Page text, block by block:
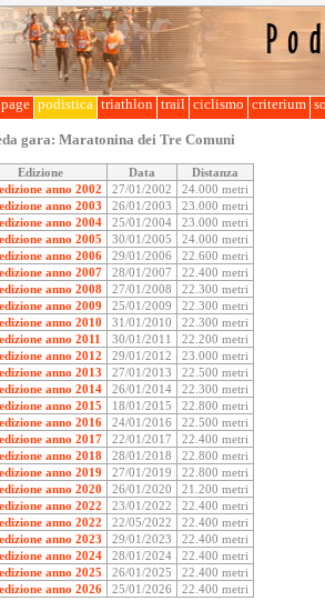
podistica triathlon trail ciclismo criterium
gara: Maratonina dei Tre Comuni
Edizione Data
Distanza
anno 2002
27/01/2002
24.000 metri
anno 2003
26/01/2003
23.000 metri
anno 2004
25/01/2004
23.000 metri
anno 2005
30/01/2005
24.000 metri
anno 2006
29/01/2006
22.600 metri
anno 2007
28/01/2007
22.400 metri
anno 2008
27/01/2008
22.300 metri
anno 2009
25/01/2009
22.300 metri
anno 2010
31/01/2010
22.300 metri
anno 2011
30/01/2011
22.200 metri
anno 2012
29/01/2012
23.000 metri
anno 2013
27/01/2013
22.500 metri
anno 2014
26/01/2014
22.300 metri
anno 2015
18/01/2015
22.800 metri
anno 2016
24/01/2016
22.500 metri
anno 2017
22/01/2017
22.400 metri
anno 2018
28/01/2018
22.800 metri
anno 2019
27/01/2019
22.800 metri
anno 2020
26/01/2020
21.200 metri
anno 2022
23/01/2022
22.400 metri
anno 2022
22/05/2022
22.400 metri
anno 2023
29/01/2023
22.400 metri
anno 2024
28/01/2024
22.400 metri
anno 2025
26/01/2025
22.400 metri
anno 2026
25/01/2026 22.400 metri